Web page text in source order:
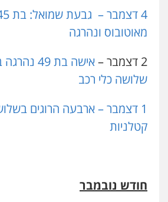
4 דצמבר –
מאוטובוס ונהרגה
2 דצמבר –
אישה בת 49
שלושה כלי רכב
1 דצמבר – ארבעה הרוגים
קטלניות
חודש נובמבר